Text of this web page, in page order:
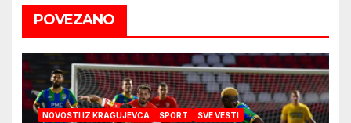
POVEZANO
NOVOSTI IZ KRAGUJEVCA SPORT SVE VESTI